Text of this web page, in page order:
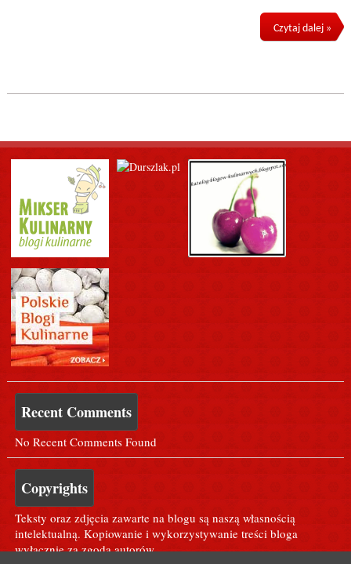
Czytaj dalej »
Recent Comments
No Recent Comments Found
Copyrights
Teksty oraz zdjęcia zawarte na blogu są naszą własnością
intelektualną. Kopiowanie i wykorzystywanie treści bloga
wyłącznie za zgodą autorów.